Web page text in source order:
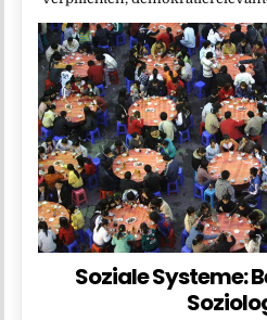
Soziale Systeme: